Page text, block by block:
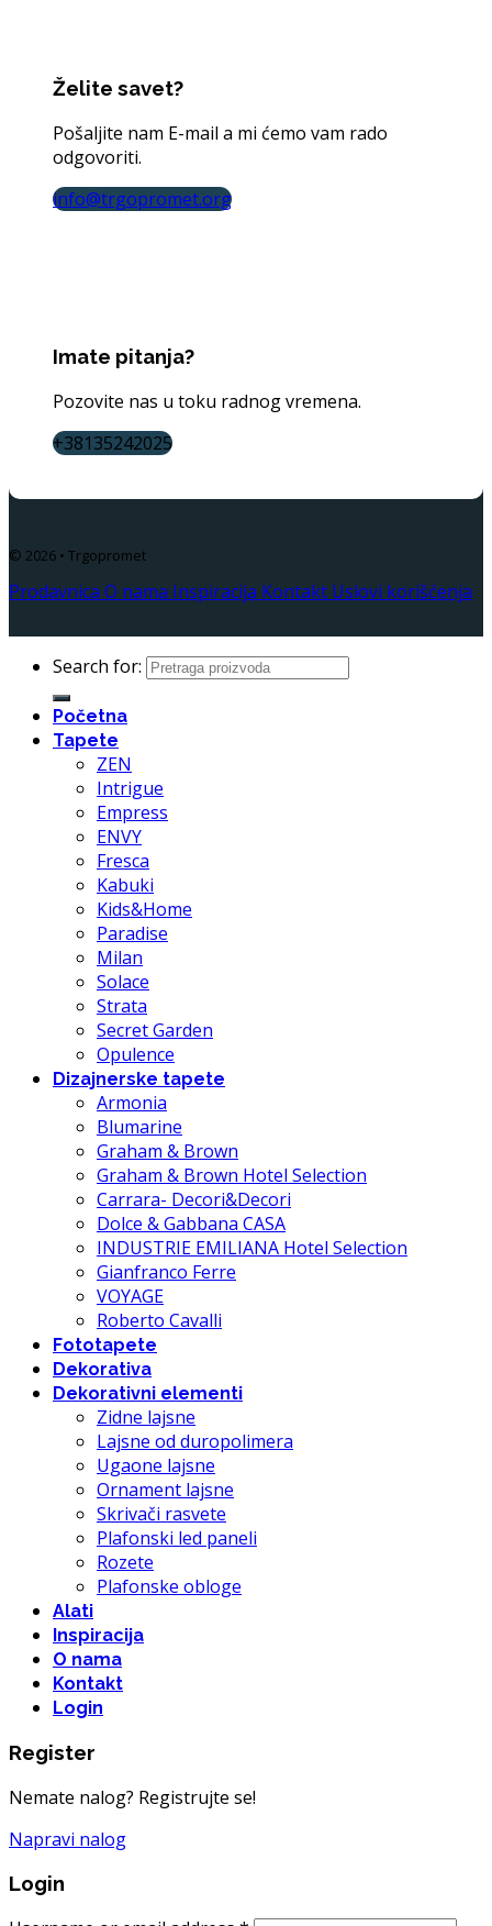
Želite savet?
Pošaljite nam E-mail a mi ćemo vam rado
odgovoriti.
info@trgopromet.org
Imate pitanja?
Pozovite nas u toku radnog vremena.
+38135242025
© 2026 • Trgopromet
Prodavnica O nama Inspiracija Kontakt Uslovi korišćenja
Search for:
Početna
Tapete
ZEN
Intrigue
Empress
ENVY
Fresca
Kabuki
Kids&Home
Paradise
Milan
Solace
Strata
Secret Garden
Opulence
Dizajnerske tapete
Armonia
Blumarine
Graham & Brown
Graham & Brown Hotel Selection
Carrara- Decori&Decori
Dolce & Gabbana CASA
INDUSTRIE EMILIANA Hotel Selection
Gianfranco Ferre
VOYAGE
Roberto Cavalli
Fototapete
Dekorativa
Dekorativni elementi
Zidne lajsne
Lajsne od duropolimera
Ugaone lajsne
Ornament lajsne
Skrivači rasvete
Plafonski led paneli
Rozete
Plafonske obloge
Alati
Inspiracija
O nama
Kontakt
Login
Register
Nemate nalog? Registrujte se!
Napravi nalog
Login